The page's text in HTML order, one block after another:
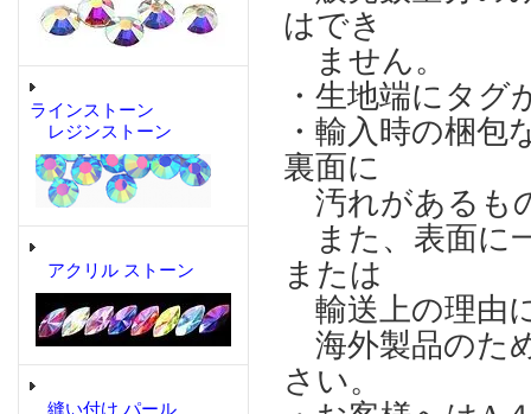
ラインストーン
レジンストーン
アクリル ストーン
縫い付け パール
はでき
ません。
・生地端にタ
・輸入時の梱
裏面に
汚れがあるも
また、表面に
または
輸送上の理由
海外製品のた
さい。